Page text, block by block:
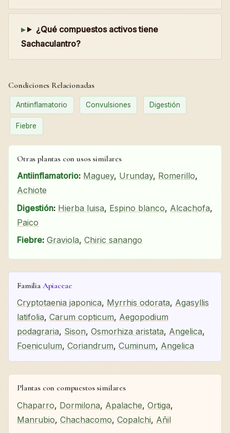
¿Qué compuestos activos tiene
Sachaculantro?
Condiciones Relacionadas
Antiinflamatorio Convulsiones Digestión
Fiebre
Otras plantas con usos similares
Antiinflamatorio: Maguey, Urunday, Romerillo,
Achiote
Digestión: Hierba luisa, Espino blanco, Alcachofa,
Paico
Fiebre: Graviola, Chiric sanango
Familia Apiaceae
Cryptotaenia japonica, Myrrhis odorata, Agasyllis
latifolia, Carum copticum, Aegopodium
podagraria, Sison, Osmorhiza aristata, Angelica,
Foeniculum, Coriandrum, Cuminum, Angelica
Plantas con compuestos similares
Chaparro, Dormilona, Apalache, Ortiga,
Manrubio, Chachacomo, Copalchi, Añil